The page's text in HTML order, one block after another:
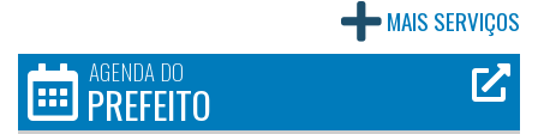
MAIS SERVIÇOS
AGENDA DO
PREFEITO